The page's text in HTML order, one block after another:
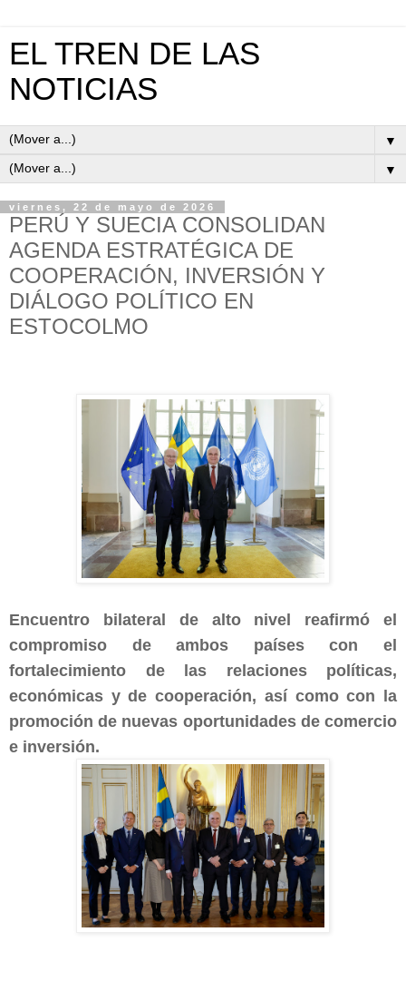
EL TREN DE LAS
NOTICIAS
▼
▼
viernes, 22 de mayo de 2026
PERÚ Y SUECIA CONSOLIDAN
AGENDA ESTRATÉGICA DE
COOPERACIÓN, INVERSIÓN Y
DIÁLOGO POLÍTICO EN
ESTOCOLMO
Encuentro bilateral de alto nivel reafirmó el
compromiso de ambos países con el
fortalecimiento de las relaciones políticas,
económicas y de cooperación, así como con la
promoción de nuevas oportunidades de comercio
e inversión.